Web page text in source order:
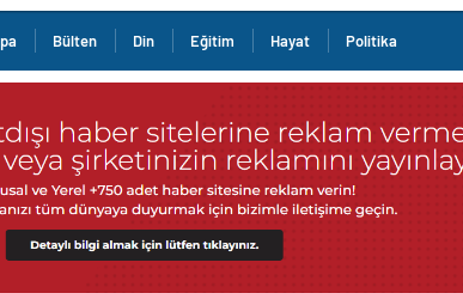
Bülten Din Eğitim Hayat Politika